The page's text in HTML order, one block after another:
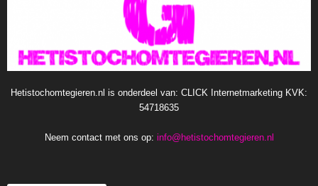
Hetistochomtegieren.nl is onderdeel van: CLICK Internetmarketing KVK:
54718635
Neem contact met ons op: info@hetistochomtegieren.nl